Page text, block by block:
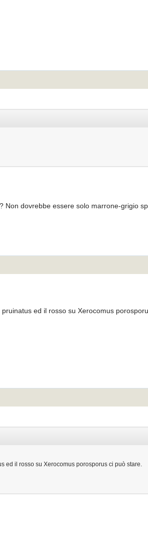
Non dovrebbe essere solo marrone-grigio
ed il rosso su Xerocomus
ed il rosso su Xerocomus porosporus ci può stare.